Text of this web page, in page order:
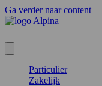
Ga verder naar content
Particulier
Zakelijk